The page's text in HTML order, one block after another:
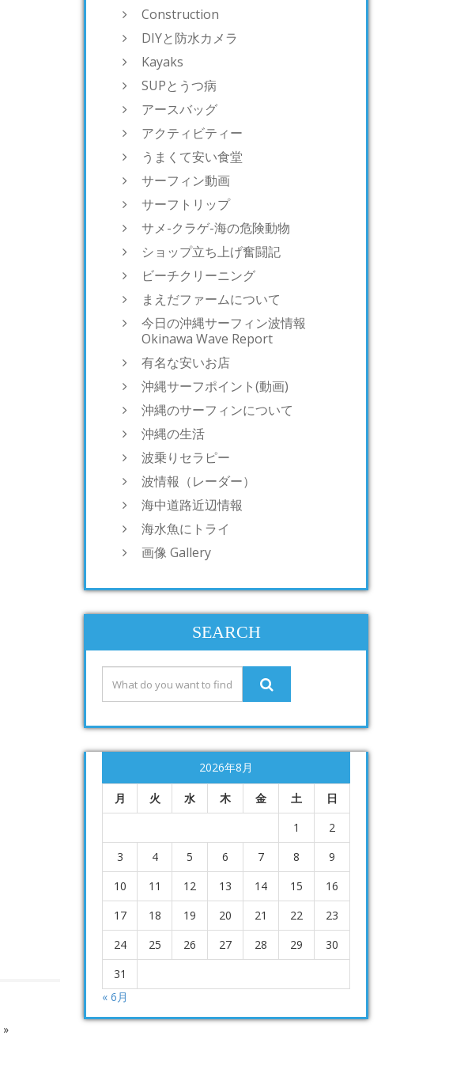
»
Construction
DIYと防水カメラ
Kayaks
SUPとうつ病
アースバッグ
アクティビティー
うまくて安い食堂
サーフィン動画
サーフトリップ
サメ-クラゲ-海の危険動物
ショップ立ち上げ奮闘記
ビーチクリーニング
まえだファームについて
今日の沖縄サーフィン波情報
Okinawa Wave Report
有名な安いお店
沖縄サーフポイント(動画)
沖縄のサーフィンについて
沖縄の生活
波乗りセラピー
波情報（レーダー）
海中道路近辺情報
海水魚にトライ
画像 Gallery
SEARCH
2026年8月
月 火 水 木 金 土
日
1
2
3
4 5 6 7 8
9
10
11 12 13 14 15
16
17
18 19 20 21 22
23
24
25 26 27 28 29
30
31
« 6月